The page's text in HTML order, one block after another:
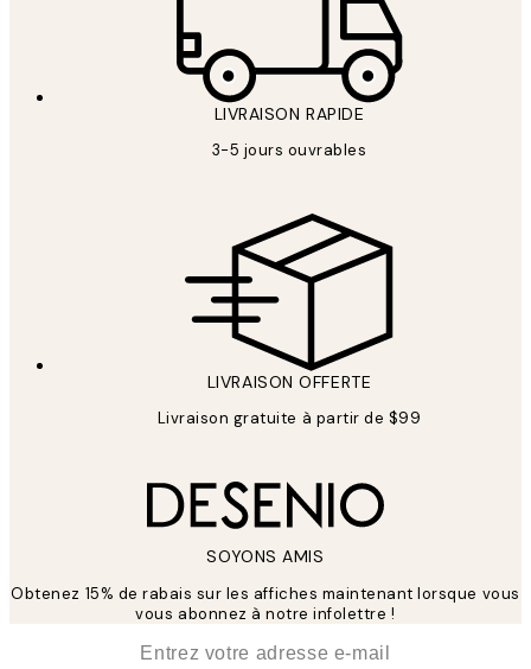
LIVRAISON RAPIDE
3-5 jours ouvrables
LIVRAISON OFFERTE
Livraison gratuite à partir de $99
SOYONS AMIS
Obtenez 15% de rabais sur les affiches maintenant lorsque vous
vous abonnez à notre infolettre !